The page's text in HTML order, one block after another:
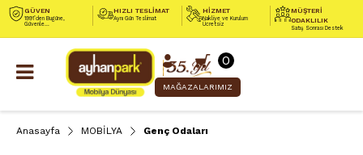
GÜVEN
1991’den Bugüne,
Güvenle...
HIZLI TESLİMAT
Aynı Gün Teslimat
HİZMET
Nakliye ve Kurulum
Ücretsiz
MÜŞTERİ
ODAKLILIK
Satış Sonrası Destek
0
MAĞAZALARIMIZ
Anasayfa MOBİLYA Genç Odaları